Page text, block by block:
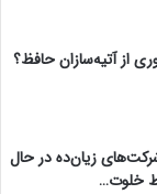
از آتیه‌سازان حافظ؟
زیان‌ده در حال
خلوت…